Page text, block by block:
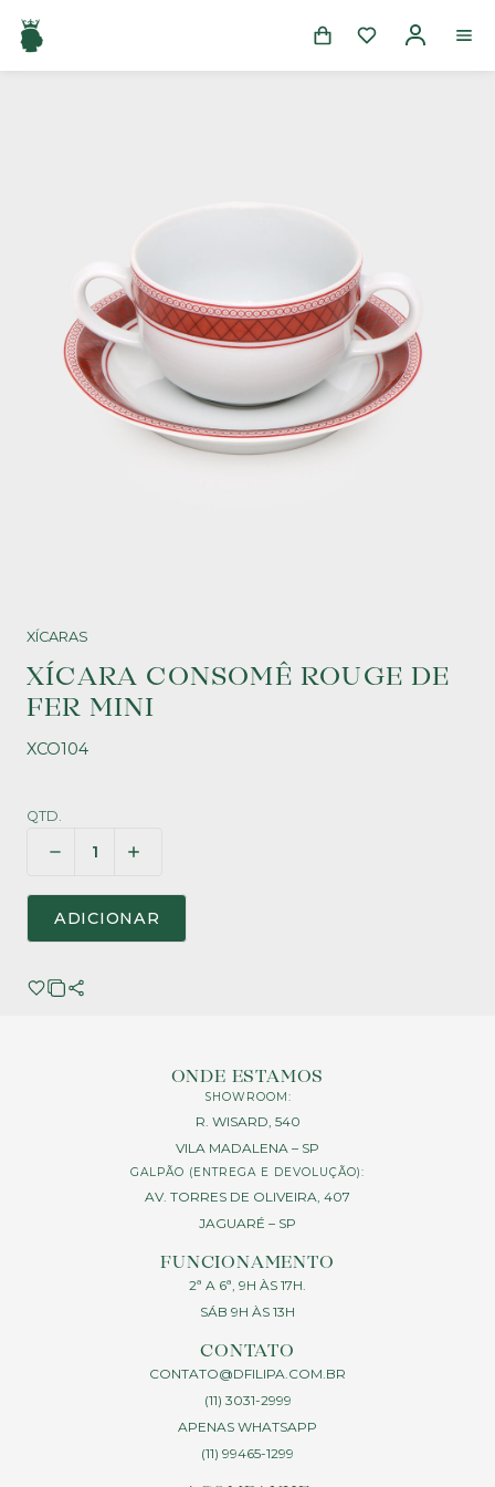
XÍCARAS
XÍCARA CONSOMÊ ROUGE DE
FER MINI
XCO104
QTD.
ADICIONAR
ONDE ESTAMOS
SHOWROOM:
R. WISARD, 540
VILA MADALENA – SP
GALPÃO (ENTREGA E DEVOLUÇÃO):
AV. TORRES DE OLIVEIRA, 407
JAGUARÉ – SP
FUNCIONAMENTO
2ª A 6ª, 9H ÀS 17H.
SÁB 9H ÀS 13H
CONTATO
CONTATO@DFILIPA.COM.BR
(11) 3031-2999
APENAS WHATSAPP
(11) 99465-1299